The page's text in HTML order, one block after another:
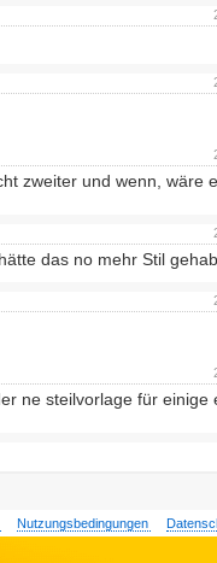
zweiter und wenn, wäre
das no mehr Stil
ne steilvorlage für einige
Nutzungsbedingungen